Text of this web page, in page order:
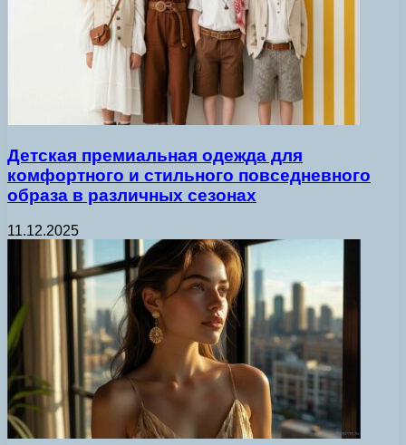
Детская премиальная одежда для
комфортного и стильного повседневного
образа в различных сезонах
11.12.2025